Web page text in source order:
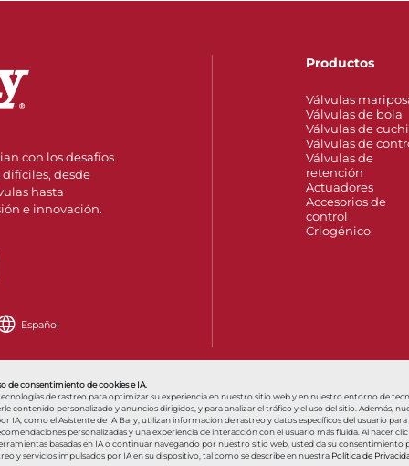
de consentimiento de cookies e IA.
de rastreo para optimizar su experiencia en nuestro sitio web y en nuestro entorno de
contenido personalizado y anuncios dirigidos, y para analizar el tráfico y el uso del sitio. Además,
IA, como el Asistente de IA Bary, utilizan información de rastreo y datos específicos del usuario
personalizadas y una experiencia de interacción con el usuario más fluida. Al hacer clic
basadas en IA o continuar navegando por nuestro sitio web, usted da su consentimiento
y servicios impulsados por IA en su dispositivo, tal como se describe en nuestra Política de
con los desafíos
desde
hasta
e innovación.
Español
Productos
Válvulas
Válvulas de bola
Válvulas de
Válvulas de
Válvulas de
retención
Actuadores
Accesorios de
control
Criogénico
Also of Interest
derechos reservados Términos y condiciones